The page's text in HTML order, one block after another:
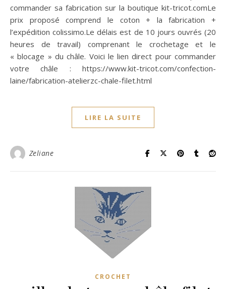
commander sa fabrication sur la boutique kit-tricot.comLe
prix proposé comprend le coton + la fabrication +
l’expédition colissimo.Le délais est de 10 jours ouvrés (20
heures de travail) comprenant le crochetage et le
« blocage » du châle. Voici le lien direct pour commander
votre châle : https://www.kit-tricot.com/confection-
laine/fabrication-atelierzc-chale-filet.html
LIRE LA SUITE
Zeliane
CROCHET